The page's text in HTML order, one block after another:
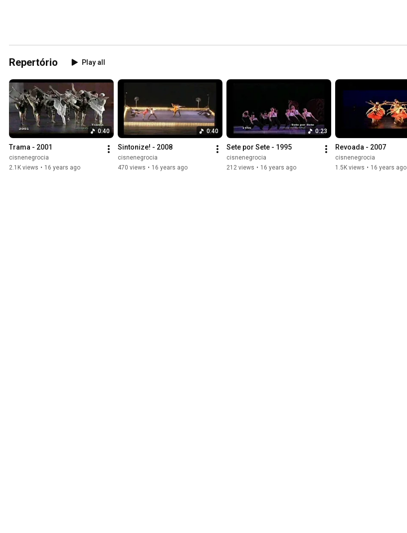
Repertório Play all
0:40
Trama - 2001
cisnenegrocia
2.1K views • 16 years ago
0:40
Sintonize! - 2008
cisnenegrocia
470 views • 16 years ago
0:23
Sete por Sete - 1995
cisnenegrocia
212 views • 16 years ago
Revoada - 2007
cisnenegrocia
1.5K views • 16 years ago